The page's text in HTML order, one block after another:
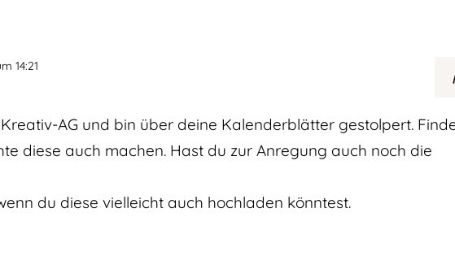
14:21
AG und bin über deine Kalenderblätter gestolpert.
diese auch machen. Hast du zur Anregung auch noch die
du diese vielleicht auch hochladen könntest.